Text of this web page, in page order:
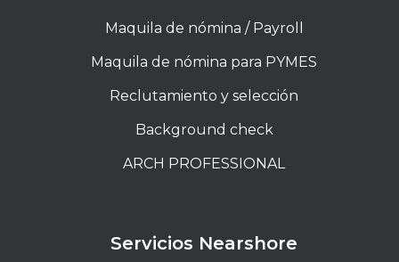
Maquila de nómina / Payroll
Maquila de nómina para PYMES
Reclutamiento y selección
Background check
ARCH PROFESSIONAL
Servicios Nearshore